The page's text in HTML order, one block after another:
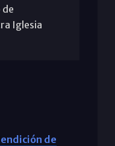
Iglesia
de